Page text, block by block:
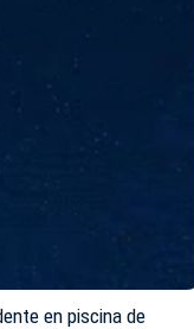
en piscina de